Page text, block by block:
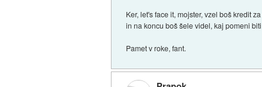
Ker, let's face it, mojster, vzel boš kredit
in na koncu boš šele videl, kaj pomeni
Pamet v roke, fant.